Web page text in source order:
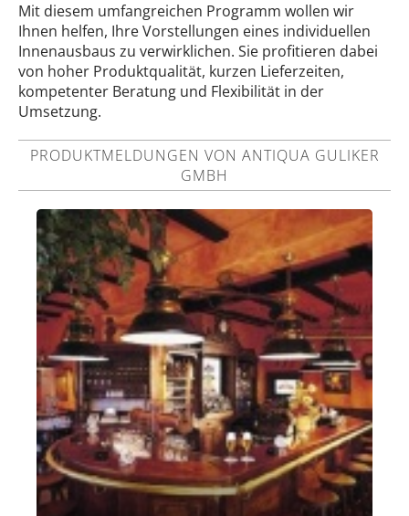
Mit diesem umfangreichen Programm wollen wir
Ihnen helfen, Ihre Vorstellungen eines individuellen
Innenausbaus zu verwirklichen. Sie profitieren dabei
von hoher Produktqualität, kurzen Lieferzeiten,
kompetenter Beratung und Flexibilität in der
Umsetzung.
PRODUKTMELDUNGEN VON ANTIQUA GULIKER
GMBH